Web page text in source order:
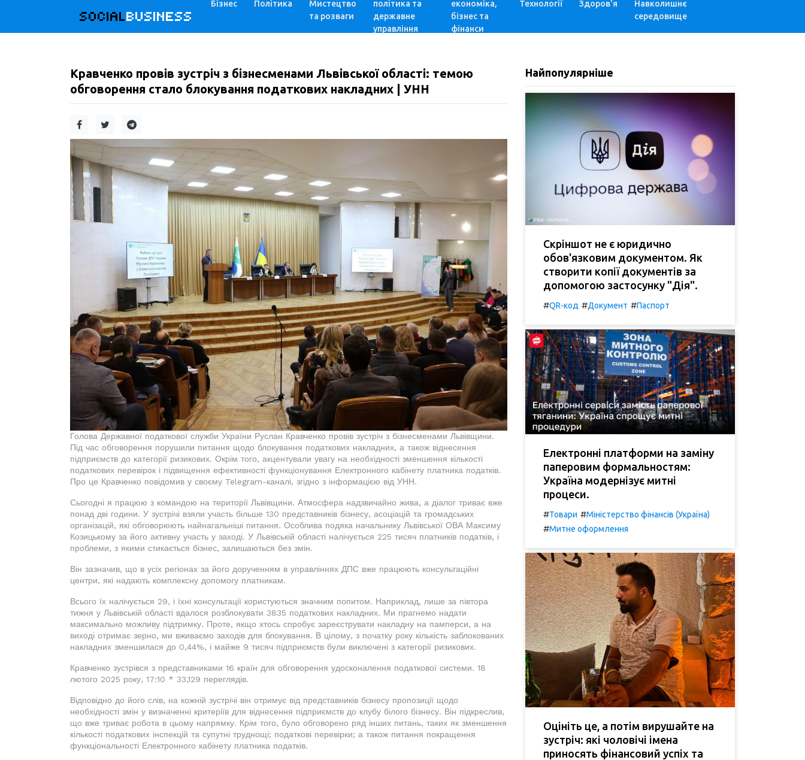
SOCIALBUSINESS
Бізнес Політика
Мистецтво
та розваги
політика та
державне
управління
економіка,
бізнес та
фінанси
Технології Здоров'я
Навколишнє
середовище
Кравченко провів зустріч з бізнесменами Львівської області: темою
обговорення стало блокування податкових накладних | УНН
Голова Державної податкової служби України Руслан Кравченко провів зустріч з бізнесменами Львівщини.
Під час обговорення порушили питання щодо блокування податкових накладних, а також віднесення
підприємств до категорії ризикових. Окрім того, акцентували увагу на необхідності зменшення кількості
податкових перевірок і підвищення ефективності функціонування Електронного кабінету платника податків.
Про це Кравченко повідомив у своєму Telegram-каналі, згідно з інформацією від УНН.
Сьогодні я працюю з командою на території Львівщини. Атмосфера надзвичайно жива, а діалог триває вже
понад дві години. У зустрічі взяли участь більше 130 представників бізнесу, асоціацій та громадських
організацій, які обговорюють найнагальніші питання. Особлива подяка начальнику Львівської ОВА Максиму
Козицькому за його активну участь у заході. У Львівській області налічується 225 тисяч платників податків, і
проблеми, з якими стикається бізнес, залишаються без змін.
Він зазначив, що в усіх регіонах за його дорученням в управліннях ДПС вже працюють консультаційні
центри, які надають комплексну допомогу платникам.
Всього їх налічується 29, і їхні консультації користуються значним попитом. Наприклад, лише за півтора
тижня у Львівській області вдалося розблокувати 3835 податкових накладних. Ми прагнемо надати
максимально можливу підтримку. Проте, якщо хтось спробує зареєструвати накладну на памперси, а на
виході отримає зерно, ми вживаємо заходів для блокування. В цілому, з початку року кількість заблокованих
накладних зменшилася до 0,44%, і майже 9 тисяч підприємств були виключені з категорії ризикових.
Кравченко зустрівся з представниками 16 країн для обговорення удосконалення податкової системи. 18
лютого 2025 року, 17:10 * 33,129 переглядів.
Відповідно до його слів, на кожній зустрічі він отримує від представників бізнесу пропозиції щодо
необхідності змін у визначенні критеріїв для віднесення підприємств до клубу білого бізнесу. Він підкреслив,
що вже триває робота в цьому напрямку. Крім того, було обговорено ряд інших питань, таких як зменшення
кількості податкових інспекцій та супутні труднощі; податкові перевірки; а також питання покращення
функціональності Електронного кабінету платника податків.
Найпопулярніше
Скріншот не є юридично
обов'язковим документом. Як
створити копії документів за
допомогою застосунку "Дія".
#QR-код #Документ #Паспорт
Електронні платформи на заміну
паперовим формальностям:
Україна модернізує митні
процеси.
#Товари #Міністерство фінансів (Україна)
#Митне оформлення
Оцініть це, а потім вирушайте на
зустріч: які чоловічі імена
приносять фінансовий успіх та